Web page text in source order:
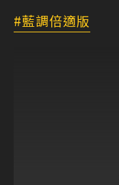
藍調倍適版